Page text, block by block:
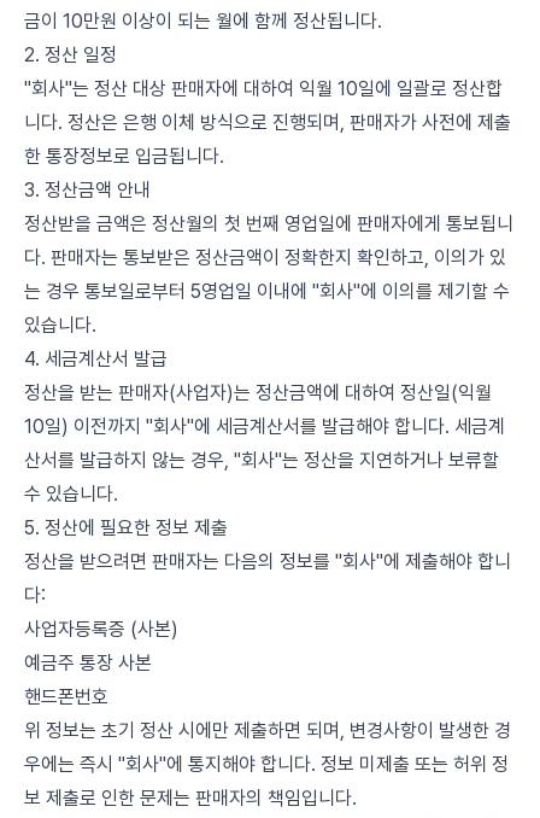
금이 10만원 이상이 되는 월에 함께 정산됩니다.
2. 정산 일정
"회사"는 정산 대상 판매자에 대하여 익월 10일에 일괄로 정산합
니다. 정산은 은행 이체 방식으로 진행되며, 판매자가 사전에 제출
한 통장정보로 입금됩니다.
3. 정산금액 안내
정산받을 금액은 정산월의 첫 번째 영업일에 판매자에게 통보됩니
다. 판매자는 통보받은 정산금액이 정확한지 확인하고, 이의가 있
는 경우 통보일로부터 5영업일 이내에 "회사"에 이의를 제기할 수
있습니다.
4. 세금계산서 발급
정산을 받는 판매자(사업자)는 정산금액에 대하여 정산일(익월
10일) 이전까지 "회사"에 세금계산서를 발급해야 합니다. 세금계
산서를 발급하지 않는 경우, "회사"는 정산을 지연하거나 보류할
수 있습니다.
5. 정산에 필요한 정보 제출
정산을 받으려면 판매자는 다음의 정보를 "회사"에 제출해야 합니
다:
사업자등록증 (사본)
예금주 통장 사본
핸드폰번호
위 정보는 초기 정산 시에만 제출하면 되며, 변경사항이 발생한 경
우에는 즉시 "회사"에 통지해야 합니다. 정보 미제출 또는 허위 정
보 제출로 인한 문제는 판매자의 책임입니다.